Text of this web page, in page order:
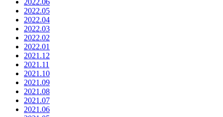
2022.06
2022.05
2022.04
2022.03
2022.02
2022.01
2021.12
2021.11
2021.10
2021.09
2021.08
2021.07
2021.06